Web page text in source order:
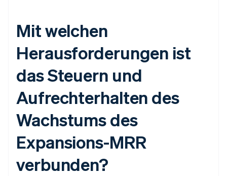
Mit welchen
Herausforderungen ist
das Steuern und
Aufrechterhalten des
Wachstums des
Expansions-MRR
verbunden?